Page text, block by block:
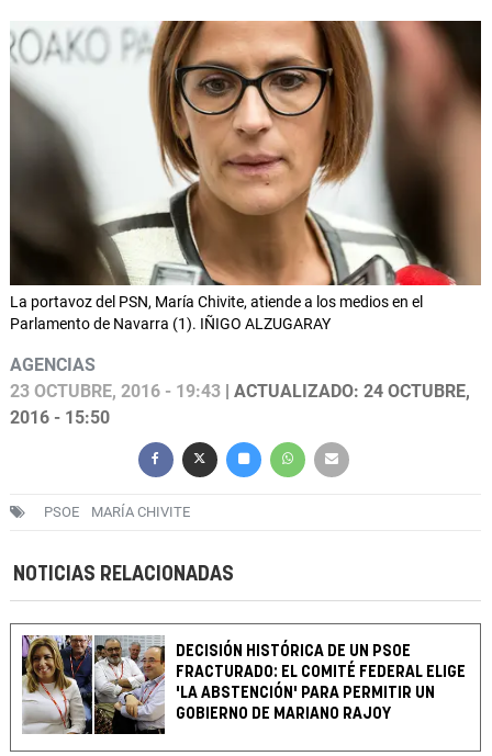
La portavoz del PSN, María Chivite, atiende a los medios en el
Parlamento de Navarra (1). IÑIGO ALZUGARAY
AGENCIAS
23 OCTUBRE, 2016 - 19:43 | ACTUALIZADO: 24 OCTUBRE,
2016 - 15:50
PSOE MARÍA CHIVITE
NOTICIAS RELACIONADAS
DECISIÓN HISTÓRICA DE UN PSOE
FRACTURADO: EL COMITÉ FEDERAL ELIGE
'LA ABSTENCIÓN' PARA PERMITIR UN
GOBIERNO DE MARIANO RAJOY